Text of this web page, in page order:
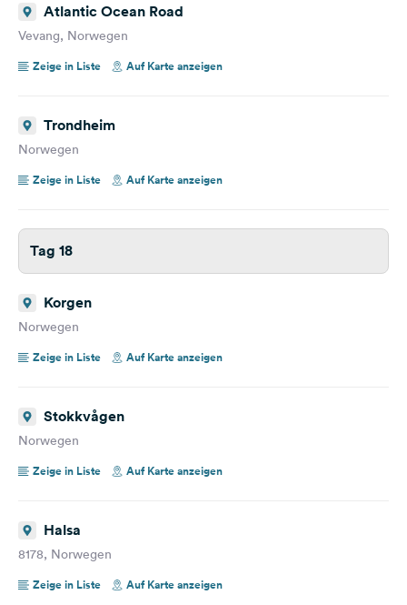
Atlantic Ocean Road
Vevang, Norwegen
Zeige in Liste
Auf Karte anzeigen
Trondheim
Norwegen
Zeige in Liste
Auf Karte anzeigen
Tag 18
Korgen
Norwegen
Zeige in Liste
Auf Karte anzeigen
Stokkvågen
Norwegen
Zeige in Liste
Auf Karte anzeigen
Halsa
8178, Norwegen
Zeige in Liste
Auf Karte anzeigen